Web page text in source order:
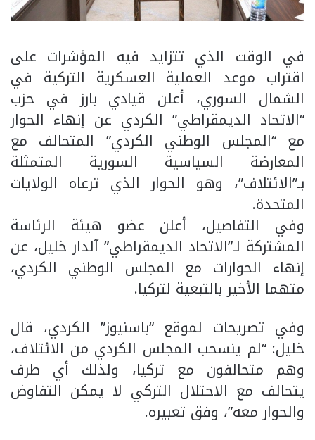
في الوقت الذي تتزايد فيه المؤشرات على
اقتراب موعد العملية العسكرية التركية في
الشمال السوري، أعلن قيادي بارز في حزب
“الاتحاد الديمقراطي” الكردي عن إنهاء الحوار
مع “المجلس الوطني الكردي” المتحالف مع
المعارضة السياسية السورية المتمثلة
بـ”الائتلاف”، وهو الحوار الذي ترعاه الولايات
المتحدة.
وفي التفاصيل، أعلن عضو هيئة الرئاسة
المشتركة لـ”الاتحاد الديمقراطي” آلدار خليل، عن
إنهاء الحوارات مع المجلس الوطني الكردي،
متهما الأخير بالتبعية لتركيا.
وفي تصريحات لموقع “باسنيوز” الكردي، قال
خليل: “لم ينسحب المجلس الكردي من الائتلاف،
وهم متحالفون مع تركيا، ولذلك أي طرف
يتحالف مع الاحتلال التركي لا يمكن التفاوض
والحوار معه”، وفق تعبيره.